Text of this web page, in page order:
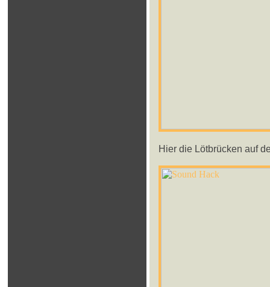
Hier die Lötbrücken auf